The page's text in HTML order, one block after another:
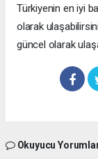
Türkiyenin en iyi
olarak
güncel olarak
Okuyucu